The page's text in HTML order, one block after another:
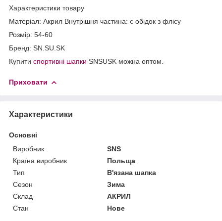
Характеристики товару
Матеріал: Акрил Внутрішня частина: є обідок з флісу
Розмір: 54-60
Бренд: SN.SU.SK
Купити спортивні шапки SNSUSK можна оптом.
Приховати
Характеристики
Основні
Виробник
SNS
Країна виробник
Польща
Тип
В'язана шапка
Сезон
Зима
Склад
АКРИЛ
Стан
Нове